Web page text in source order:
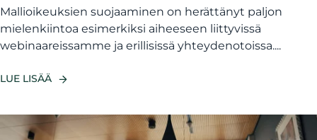
Mallioikeuksien suojaaminen on herättänyt paljon
mielenkiintoa esimerkiksi aiheeseen liittyvissä
webinaareissamme ja erillisissä yhteydenotoissa....
LUE LISÄÄ